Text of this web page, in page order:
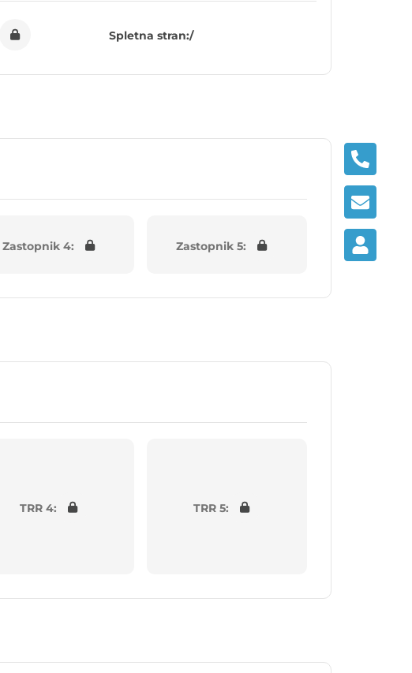
Spletna stran:/
Zastopnik 4: Zastopnik 5:
TRR 4: TRR 5: